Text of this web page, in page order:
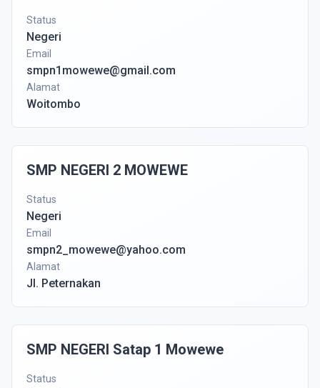
Status
Negeri
Email
smpn1mowewe@gmail.com
Alamat
Woitombo
SMP NEGERI 2 MOWEWE
Status
Negeri
Email
smpn2_mowewe@yahoo.com
Alamat
Jl. Peternakan
SMP NEGERI Satap 1 Mowewe
Status